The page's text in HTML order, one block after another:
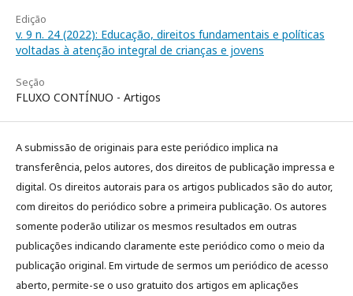
Edição
v. 9 n. 24 (2022): Educação, direitos fundamentais e políticas
voltadas à atenção integral de crianças e jovens
Seção
FLUXO CONTÍNUO - Artigos
A submissão de originais para este periódico implica na
transferência, pelos autores, dos direitos de publicação impressa e
digital. Os direitos autorais para os artigos publicados são do autor,
com direitos do periódico sobre a primeira publicação. Os autores
somente poderão utilizar os mesmos resultados em outras
publicações indicando claramente este periódico como o meio da
publicação original. Em virtude de sermos um periódico de acesso
aberto, permite-se o uso gratuito dos artigos em aplicações